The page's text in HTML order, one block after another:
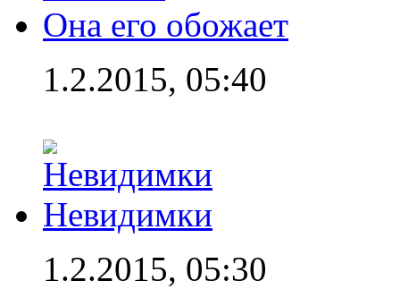
Она его обожает
1.2.2015, 05:40
Невидимки
1.2.2015, 05:30